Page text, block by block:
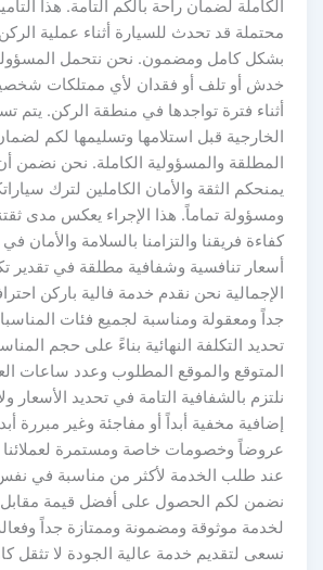
الكاملة لضمان راحة بالكم التامة. هذا
محتملة قد تحدث للسيارة أثناء عملية
بشكل كامل ومضمون. نحن نتحمل
خدش أو تلف أو فقدان لأي ممتلكات شخصية
أثناء فترة تواجدها في منطقة الركن. يتم
الخارجية قبل استلامها وتسليمها لكم
المطلقة والمسؤولية الكاملة. نحن نضمن أن
يمنحكم الثقة والأمان الكاملين لترك
ومسؤولة تماماً. هذا الإجراء يعكس مدى
كفاءة فريقنا والتزامنا بالسلامة والأمان
أسعار تنافسية وشفافية مطلقة في تقدير
الإجمالية نحن نقدم خدمة فالية باركن
جداً ومعقولة ومناسبة لجميع فئات
تحديد التكلفة النهائية بناءً على حجم
المتوقع والموقع المطلوب وعدد ساعات
نلتزم بالشفافية التامة في تحديد الأسعار
إضافية مخفية أبداً أو مفاجئة وغير مبررة
عروضاً وخصومات خاصة ومستمرة لعملائنا
عند طلب الخدمة لأكثر من مناسبة في نفس
نضمن لكم الحصول على أفضل قيمة مقابل
لخدمة موثوقة ومضمونة وممتازة جداً
نسعى لتقديم خدمة عالية الجودة لا تثقل